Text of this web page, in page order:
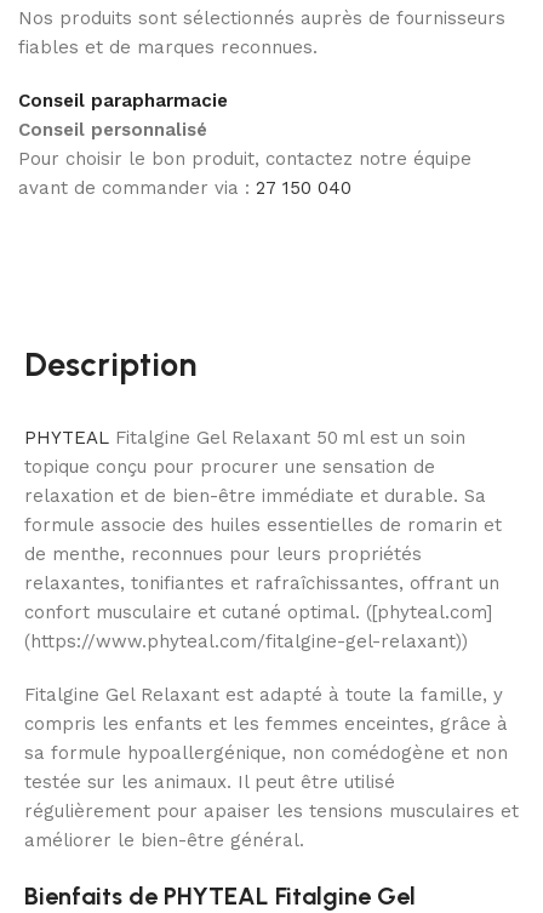
Nos produits sont sélectionnés auprès de fournisseurs
fiables et de marques reconnues.
Conseil parapharmacie
Conseil personnalisé
Pour choisir le bon produit, contactez notre équipe
avant de commander via : 27 150 040
Description
PHYTEAL Fitalgine Gel Relaxant 50 ml est un soin
topique conçu pour procurer une sensation de
relaxation et de bien-être immédiate et durable. Sa
formule associe des huiles essentielles de romarin et
de menthe, reconnues pour leurs propriétés
relaxantes, tonifiantes et rafraîchissantes, offrant un
confort musculaire et cutané optimal. ([phyteal.com]
(https://www.phyteal.com/fitalgine-gel-relaxant))
Fitalgine Gel Relaxant est adapté à toute la famille, y
compris les enfants et les femmes enceintes, grâce à
sa formule hypoallergénique, non comédogène et non
testée sur les animaux. Il peut être utilisé
régulièrement pour apaiser les tensions musculaires et
améliorer le bien-être général.
Bienfaits de PHYTEAL Fitalgine Gel